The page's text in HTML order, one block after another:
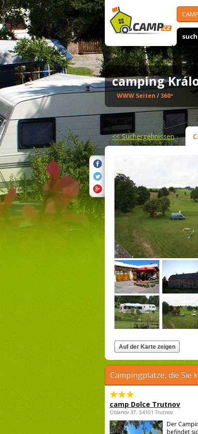
camping
WWW Seiten / 360º
<<Suchergebnissen
Campingplätze, die Sie
camp Dolce Trutnov
Oblanov 37, 54101 Trutnov
Der
befindet